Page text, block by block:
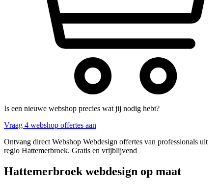
Is een nieuwe webshop precies wat jij nodig hebt?
Vraag 4 webshop offertes aan
Ontvang direct Webshop Webdesign offertes van professionals uit
regio Hattemerbroek. Gratis en vrijblijvend
Hattemerbroek webdesign op maat